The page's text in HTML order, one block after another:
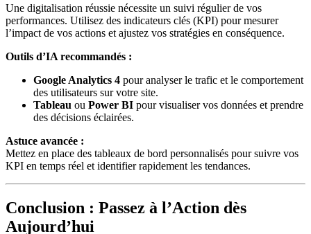
Une digitalisation réussie nécessite un suivi régulier de vos
performances. Utilisez des indicateurs clés (KPI) pour mesurer
l’impact de vos actions et ajustez vos stratégies en conséquence.
Outils d’IA recommandés :
Google Analytics 4 pour analyser le trafic et le comportement
des utilisateurs sur votre site.
Tableau ou Power BI pour visualiser vos données et prendre
des décisions éclairées.
Astuce avancée :
Mettez en place des tableaux de bord personnalisés pour suivre vos
KPI en temps réel et identifier rapidement les tendances.
Conclusion : Passez à l’Action dès
Aujourd’hui